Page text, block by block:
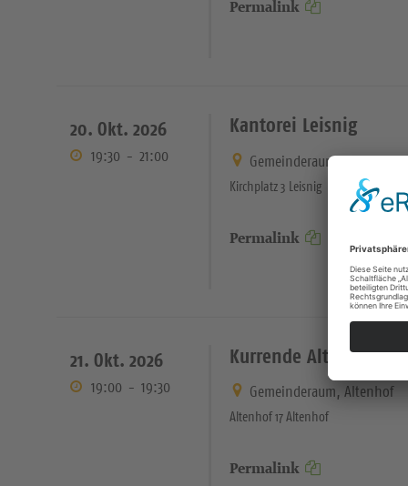
Permalink
20. Okt. 2026
19:30 - 21:00
Kantorei Leisnig
Gemeinderaum Suptur,
Kirchplatz 3 Leisnig
Permalink
21. Okt. 2026
19:00 - 19:30
Kurrende Altenhof
Gemeinderaum, Altenhof
Altenhof 17 Altenhof
Permalink